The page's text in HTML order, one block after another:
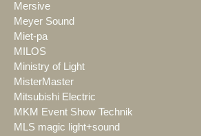
Mersive
Meyer Sound
Miet-pa
MILOS
Ministry of Light
MisterMaster
Mitsubishi Electric
MKM Event Show Technik
MLS magic light+sound